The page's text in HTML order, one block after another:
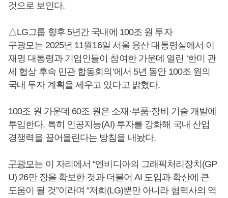
것으로 보인다.
△LG그룹 향후 5년간 국내에 100조 원 투자
구광모는 2025년 11월16일 서울 용산 대통령실에서 이
재명 대통령과 기업인들이 참여한 가운데 열린 ‘한미 관
세 협상 후속 민관 합동회의’에서 5년 동안 100조 원의
국내 투자 계획을 세우고 있다고 밝혔다.
100조 원 가운데 60조 원은 소재·부품·장비 기술 개발에
투입한다. 특히 인공지능(AI) 투자를 강화해 국내 산업
경쟁력을 끌어올린다는 방침을 내놨다.
구광모는 이 자리에서 “엔비디아의 그래픽처리장치(GP
U) 26만 장을 확보한 것과 더불어 AI 도입과 확산에 큰
도움이 될 것”이라며 “저희(LG)뿐만 아니라 협력사의 역